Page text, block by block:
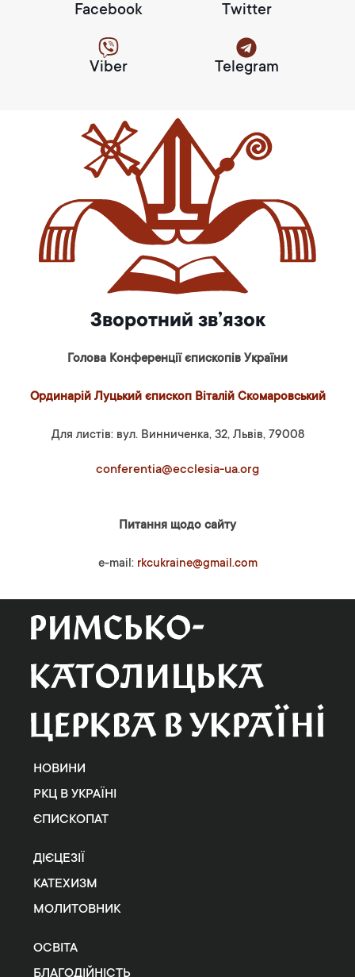
Facebook Twitter
Viber Telegram
Зворотний зв’язок
Голова Конференції єпископів України
Ординарій Луцький єпископ Віталій Скомаровський
Для листів: вул. Винниченка, 32, Львів, 79008
conferentia@ecclesia-ua.org
Питання щодо сайту
e-mail: rkcukraine@gmail.com
НОВИНИ
РКЦ В УКРАЇНІ
ЄПИСКОПАТ
ДІЄЦЕЗІЇ
КАТЕХИЗМ
МОЛИТОВНИК
ОСВІТА